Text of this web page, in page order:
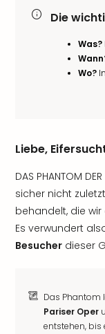
Die
Was?
Wo?
Liebe,
DAS PHANTOM
sicher nicht
behandelt, die
Es verwundert
Besucher dieser
Das Phantom
Pariser Oper
entstehen, bis